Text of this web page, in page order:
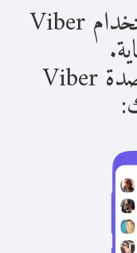
الاتصال على فيجي باستخدام Viber
بمجرد حصولك على أرصدة Viber